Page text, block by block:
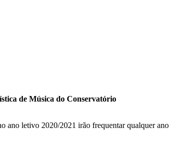
de Música do Conservatório
ano letivo 2020/2021 irão frequentar qualquer ano